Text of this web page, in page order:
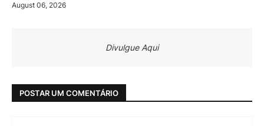
August 06, 2026
Divulgue Aqui
POSTAR UM COMENTÁRIO